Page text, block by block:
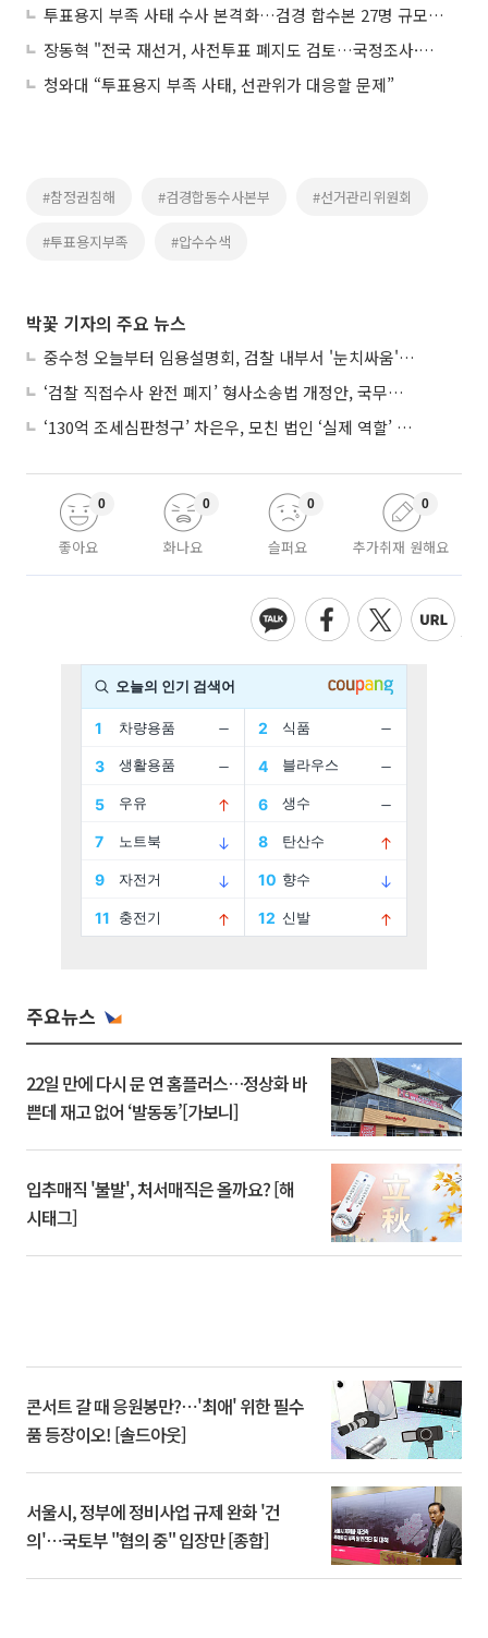
투표용지 부족 사태 수사 본격화…검경 합수본 27명 규모 출범
장동혁 "전국 재선거, 사전투표 폐지도 검토…국정조사·특검 즉시 추진해야"
청와대 “투표용지 부족 사태, 선관위가 대응할 문제”
#참정권침해 #검경합동수사본부 #선거관리위원회
#투표용지부족 #압수수색
박꽃 기자의 주요 뉴스
중수청 오늘부터 임용설명회, 검찰 내부서 '눈치싸움' 기류변화도
‘검찰 직접수사 완전 폐지’ 형사소송법 개정안, 국무회의 통과
‘130억 조세심판청구’ 차은우, 모친 법인 ‘실제 역할’ 다툴 듯
좋아요
0
화나요
0
슬퍼요
0
추가취재 원해요
0
주요뉴스
22일 만에 다시 문 연 홈플러스…정상화 바
쁜데 재고 없어 ‘발동동’[가보니]
입추매직 '불발', 처서매직은 올까요? [해
시태그]
콘서트 갈 때 응원봉만?⋯'최애' 위한 필수
품 등장이오! [솔드아웃]
서울시, 정부에 정비사업 규제 완화 '건
의'⋯국토부 "협의 중" 입장만 [종합]